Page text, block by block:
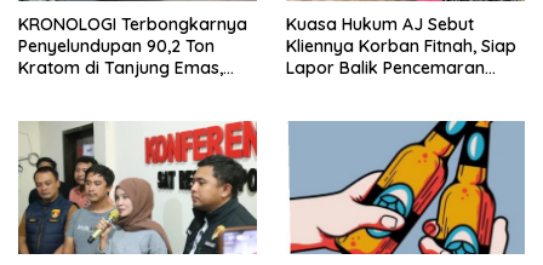
KRONOLOGI Terbongkarnya
Penyelundupan 90,2 Ton
Kratom di Tanjung Emas,
Kuasa Hukum AJ Sebut
Kliennya Korban Fitnah, Siap
Lapor Balik Pencemaran